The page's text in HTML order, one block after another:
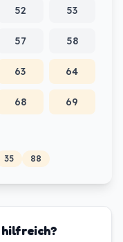
52 53
57 58
63 64
68 69
35 88